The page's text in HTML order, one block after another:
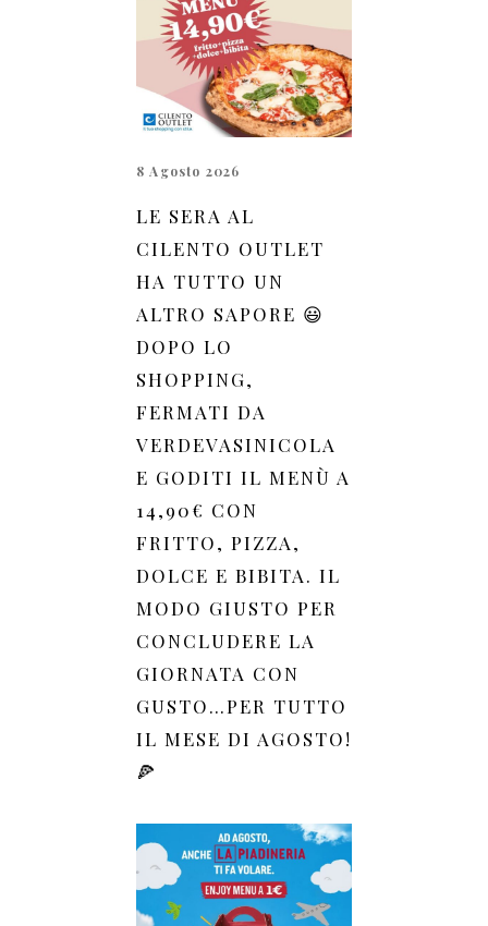
8 Agosto 2026
LE SERA AL
CILENTO OUTLET
HA TUTTO UN
ALTRO SAPORE 😃
DOPO LO
SHOPPING,
FERMATI DA
VERDEVASINICOLA
E GODITI IL MENÙ A
14,90€ CON
FRITTO, PIZZA,
DOLCE E BIBITA. IL
MODO GIUSTO PER
CONCLUDERE LA
GIORNATA CON
GUSTO…PER TUTTO
IL MESE DI AGOSTO!
🍕